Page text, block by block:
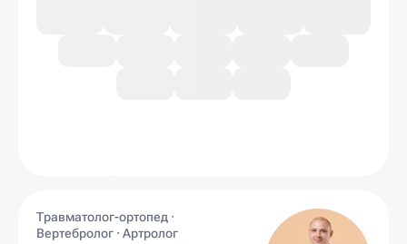
Травматолог-ортопед ·
Вертебролог · Артролог